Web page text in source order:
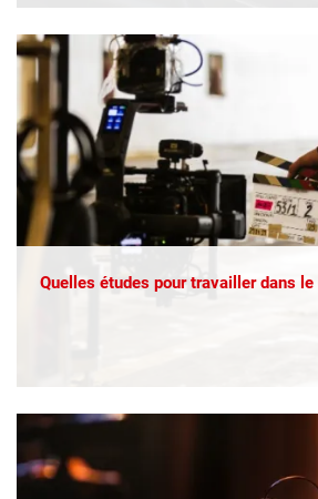
Quelles études pour travailler dans